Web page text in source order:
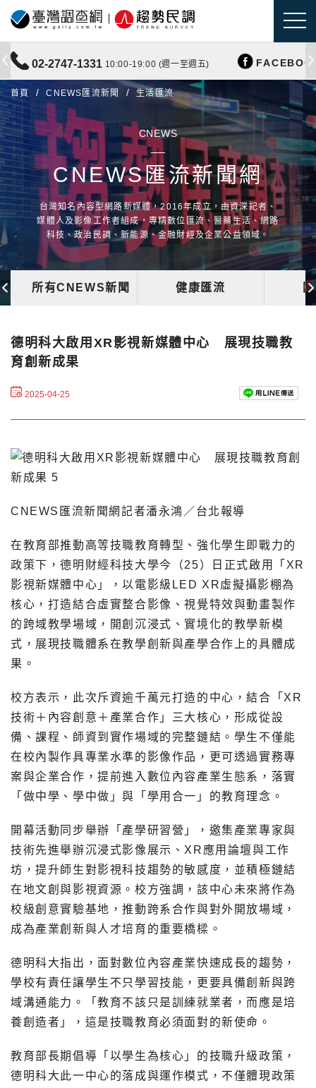
02-2747-1331 10:00-19:00 (週一至週五)
首頁 CNEWS匯流新聞 生活匯流
CNEWS
CNEWS匯流新聞網
台灣知名內容型網路新媒體，2016年成立，由資深記者、
媒體人及影像工作者組成，專精數位匯流、醫藥生活、網路
科技、政治民調、新能源、金融財經及企業公益領域。
所有CNEWS新聞 健康匯流
德明科大啟用XR影視新媒體中心 展現技職教
育創新成果
2025-04-25
CNEWS匯流新聞網記者潘永鴻／台北報導
在教育部推動高等技職教育轉型、強化學生即戰力的
政策下，德明財經科技大學今（25）日正式啟用「XR
影視新媒體中心」，以電影級LED XR虛擬攝影棚為
核心，打造結合虛實整合影像、視覺特效與動畫製作
的跨域教學場域，開創沉浸式、實境化的教學新模
式，展現技職體系在教學創新與產學合作上的具體成
果。
校方表示，此次斥資逾千萬元打造的中心，結合「XR
技術＋內容創意＋產業合作」三大核心，形成從設
備、課程、師資到實作場域的完整鏈結。學生不僅能
在校內製作具專業水準的影像作品，更可透過實務專
案與企業合作，提前進入數位內容產業生態系，落實
「做中學、學中做」與「學用合一」的教育理念。
開幕活動同步舉辦「產學研習營」，邀集產業專家與
技術先進舉辦沉浸式影像展示、XR應用論壇與工作
坊，提升師生對影視科技趨勢的敏感度，並積極鏈結
在地文創與影視資源。校方強調，該中心未來將作為
校級創意實驗基地，推動跨系合作與對外開放場域，
成為產業創新與人才培育的重要橋樑。
德明科大指出，面對數位內容產業快速成長的趨勢，
學校有責任讓學生不只學習技能，更要具備創新與跨
域溝通能力。「教育不該只是訓練就業者，而應是培
養創造者」，這是技職教育必須面對的新使命。
教育部長期倡導「以學生為核心」的技職升級政策，
德明科大此一中心的落成與運作模式，不僅體現政策